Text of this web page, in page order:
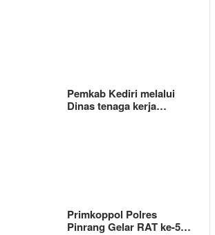
Pemkab Kediri melalui
Dinas tenaga kerja…
Primkoppol Polres
Pinrang Gelar RAT ke-5…